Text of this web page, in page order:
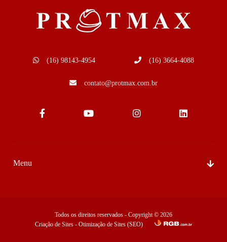
(16) 98143-4954 (16) 3664-4088
contato@protmax.com.br
Menu
Segmentos de Atuação
Todos os direitos reservados - Copyright © 2026
Criação de Sites - Otimização de Sites (SEO)